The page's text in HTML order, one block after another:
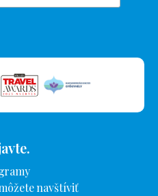
navštíviť